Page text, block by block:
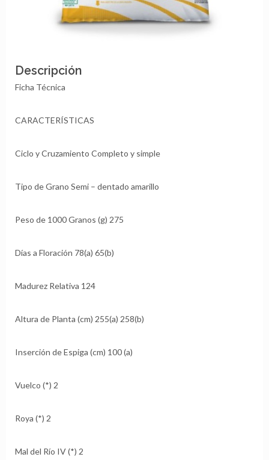
Descripción
Ficha Técnica
CARACTERÍSTICAS
Ciclo y Cruzamiento Completo y simple
Tipo de Grano Semi – dentado amarillo
Peso de 1000 Granos (g) 275
Días a Floración 78(a) 65(b)
Madurez Relativa 124
Altura de Planta (cm) 255(a) 258(b)
Inserción de Espiga (cm) 100 (a)
Vuelco (*) 2
Roya (*) 2
Mal del Río IV (*) 2